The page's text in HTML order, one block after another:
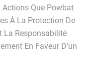
Actions Que Powbat
À La Protection De
La Responsabilité
En Faveur D'un